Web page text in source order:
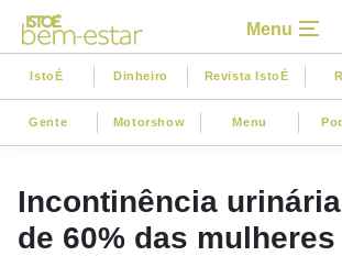
Menu
IstoÉ Dinheiro Revista IstoÉ
Gente Motorshow Menu
Incontinência
de 60% das mulheres